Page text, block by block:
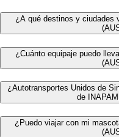
¿A qué destinos y ciudades
¿Cuánto equipaje puedo
¿Autotransportes Unidos de
de
¿Puedo viajar con mi